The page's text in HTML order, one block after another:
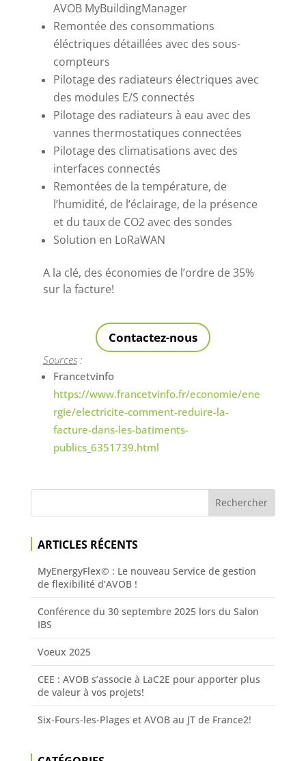
AVOB MyBuildingManager
Remontée des consommations
éléctriques détaillées avec des sous-
compteurs
Pilotage des radiateurs électriques avec
des modules E/S connectés
Pilotage des radiateurs à eau avec des
vannes thermostatiques connectées
Pilotage des climatisations avec des
interfaces connectés
Remontées de la température, de
l’humidité, de l’éclairage, de la présence
et du taux de CO2 avec des sondes
Solution en LoRaWAN
A la clé, des économies de l’ordre de 35%
sur la facture!
Contactez-nous
Sources:
Francetvinfo
https://www.francetvinfo.fr/economie/ene
rgie/electricite-comment-reduire-la-
facture-dans-les-batiments-
publics_6351739.html
ARTICLES RÉCENTS
MyEnergyFlex© : Le nouveau Service de gestion
de flexibilité d’AVOB !
Conférence du 30 septembre 2025 lors du Salon
IBS
Voeux 2025
CEE : AVOB s’associe à LaC2E pour apporter plus
de valeur à vos projets!
Six-Fours-les-Plages et AVOB au JT de France2!